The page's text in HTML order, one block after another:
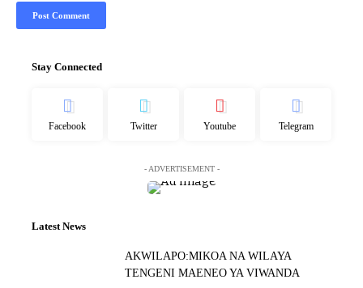
Stay Connected
Facebook Twitter Youtube Telegram
- ADVERTISEMENT -
Latest News
AKWILAPO:MIKOA NA WILAYA
TENGENI MAENEO YA VIWANDA